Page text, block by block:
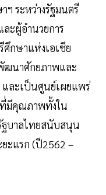
ฯ ระหว่างรัฐมนตรี
ละผู้อำนวยการ
ศึกษาแห่งเอเชีย
ฒนาศักยภาพและ
และเป็นศูนย์เผยแพร่
ที่มีคุณภาพทั้งใน
ฐบาลไทยสนับสนุน
ะแรก (ปี2562 –